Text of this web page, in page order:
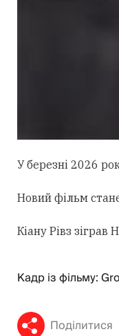
У березні 2026
Новий фільм
Кіану Рівз
Кадр із фільму:
Поділитися